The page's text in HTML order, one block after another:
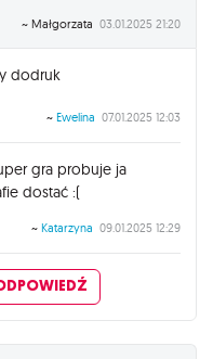
~ Małgorzata 03.01.2025 21:20
dodruk
~ Ewelina 07.01.2025 12:03
gra probuje ja
dostać :(
~ Katarzyna 09.01.2025 12:29